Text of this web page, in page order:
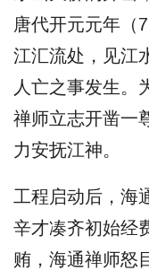
唐代开元元年（
江汇流处，见江
人亡之事发生。
禅师立志开凿一
力安抚江神。
工程启动后，海
辛才凑齐初始经
贿，海通禅师怒